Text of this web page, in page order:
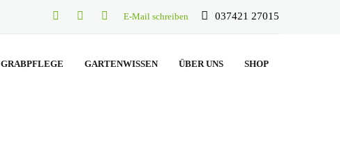
E-Mail schreiben 037421 27015
GRABPFLEGE GARTENWISSEN ÜBER UNS SHOP